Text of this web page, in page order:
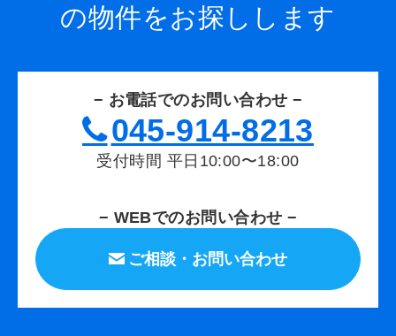
の物件をお探しします
− お電話でのお問い合わせ −
045-914-8213
受付時間 平日10:00〜18:00
− WEBでのお問い合わせ −
ご相談・お問い合わせ